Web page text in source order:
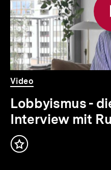
Video
Dauer
7
Min.
Video
Lobbyismus -
Interview mit
Inhalt